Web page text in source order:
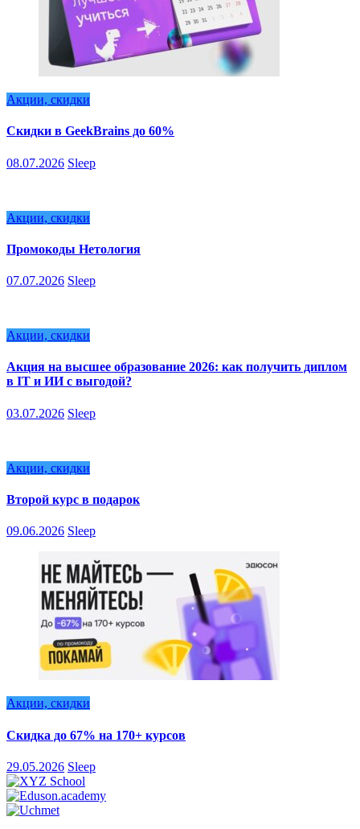
Акции, скидки
Скидки в GeekBrains до 60%
08.07.2026 Sleep
Акции, скидки
Промокоды Нетология
07.07.2026 Sleep
Акции, скидки
Акция на высшее образование 2026: как получить диплом
в IT и ИИ с выгодой?
03.07.2026 Sleep
Акции, скидки
Второй курс в подарок
09.06.2026 Sleep
Акции, скидки
Скидка до 67% на 170+ курсов
29.05.2026 Sleep